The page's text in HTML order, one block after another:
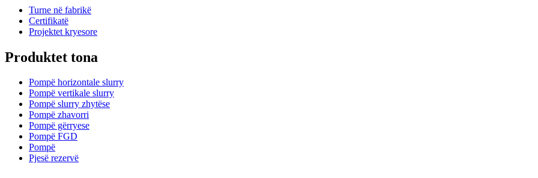
Turne në fabrikë
Certifikatë
Projektet kryesore
Produktet tona
Pompë horizontale slurry
Pompë vertikale slurry
Pompë slurry zhytëse
Pompë zhavorri
Pompë gërryese
Pompë FGD
Pompë
Pjesë rezervë